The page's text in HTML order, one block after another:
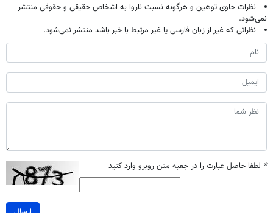
نظرات حاوی توهین و هرگونه نسبت ناروا به اشخاص حقیقی و حقوقی منتشر
نمی‌شود.
نظراتی که غیر از زبان فارسی یا غیر مرتبط با خبر باشد منتشر نمی‌شود.
* لطفا حاصل عبارت را در جعبه متن روبرو وارد کنید